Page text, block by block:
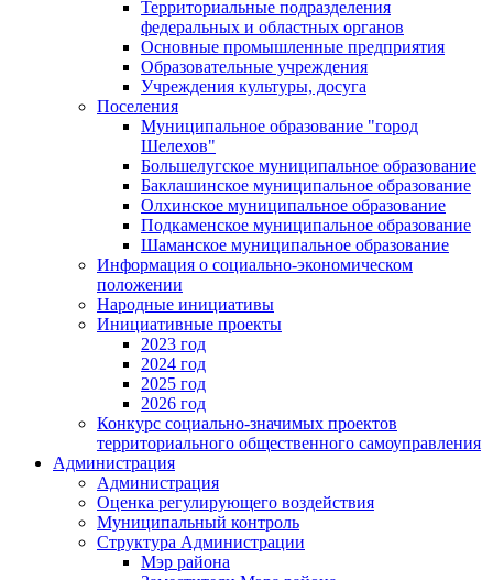
Территориальные подразделения
федеральных и областных органов
Основные промышленные предприятия
Образовательные учреждения
Учреждения культуры, досуга
Поселения
Муниципальное образование "город
Шелехов"
Большелугское муниципальное образование
Баклашинское муниципальное образование
Олхинское муниципальное образование
Подкаменское муниципальное образование
Шаманское муниципальное образование
Информация о социально-экономическом
положении
Народные инициативы
Инициативные проекты
2023 год
2024 год
2025 год
2026 год
Конкурс социально-значимых проектов
территориального общественного самоуправления
Администрация
Администрация
Оценка регулирующего воздействия
Муниципальный контроль
Структура Администрации
Мэр района